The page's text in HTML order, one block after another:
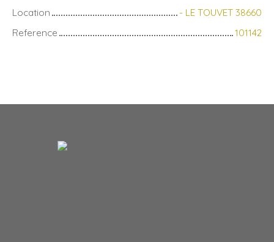
Location
- LE TOUVET 38660
Reference
101142